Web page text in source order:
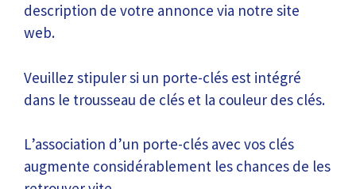
description de votre annonce via notre site
web.
Veuillez stipuler si un porte-clés est intégré
dans le trousseau de clés et la couleur des clés.
L’association d’un porte-clés avec vos clés
augmente considérablement les chances de les